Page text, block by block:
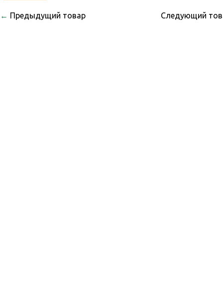
← Предыдущий товар Следующий